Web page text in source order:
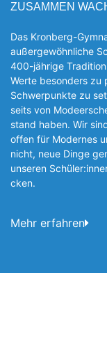
ZUSAMMEN
Das Kronberg-
außergewöhnliche
400-jährige
Werte besonders zu
Schwerpunkte zu
seits von
stand haben. Wir
offen für Modernes
nicht, neue Dinge
unseren
cken.
Mehr erfahren